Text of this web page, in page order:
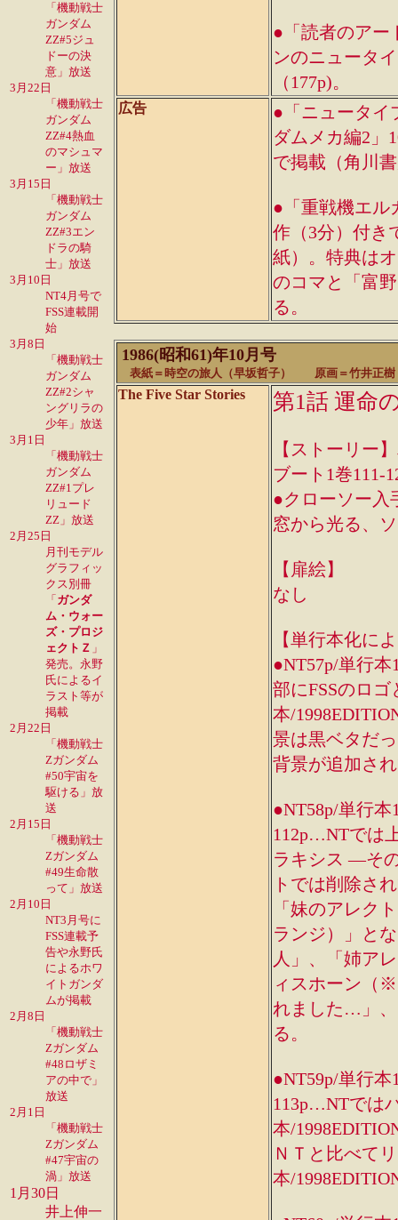
「機動戦士
ガンダム
ZZ#5ジュ
ドーの決
意」放送
3月22日
「機動戦士
ガンダム
ZZ#4熱血
のマシュマ
ー」放送
3月15日
「機動戦士
ガンダム
ZZ#3エン
ドラの騎
士」放送
3月10日
NT4月号で
FSS連載開
始
3月8日
「機動戦士
ガンダム
ZZ#2シャ
ングリラの
少年」放送
3月1日
「機動戦士
ガンダム
ZZ#1プレ
リュード
ZZ」放送
2月25日
月刊モデル
グラフィッ
クス別冊
「 ガンダ
ム・ウォー
ズ・プロジ
ェクトＺ 」
発売。永野
氏によるイ
ラスト等が
掲載
2月22日
「機動戦士
Zガンダム
#50宇宙を
駆ける」放
送
2月15日
「機動戦士
Zガンダム
#49生命散
って」放送
2月10日
NT3月号に
FSS連載予
告や永野氏
によるホワ
イトガンダ
ムが掲載
2月8日
「機動戦士
Zガンダム
#48ロザミ
アの中で」
放送
2月1日
「機動戦士
Zガンダム
#47宇宙の
渦」放送
1月30日
井上伸一
●「読者のアー
ンのニュータ
（177p)。
広告
●「ニュータイ
ダムメカ編2」
で掲載（角川
●「重戦機エル
作（3分）付き
紙）。特典は
のコマと「富
る。
1986(昭和61)年10月号
表紙＝時空の旅人（早坂哲子） 原画＝竹井正
The Five Star Stories 第1話 運命
【ストーリー
ブート1巻111-
●クローソー入
窓から光る、
【扉絵】
なし
【単行本化に
●NT57p/単行
部にFSSのロ
本/
景は黒ベタだ
背景が追加さ
●NT58p/単行本
112p…NTでは
ラキシス ―そ
トでは削除さ
「妹のアレク
ランジ）」と
人」、「姉ア
ィスホーン（
れました…」
る。
●NT59p/単行本
113p…NTでは
本/
ＮＴと比べて
本/